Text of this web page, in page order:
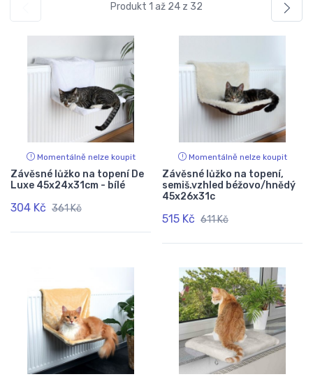
Produkt 1 až 24 z 32
Momentálně nelze koupit
Závěsné lůžko na topení De
Luxe 45x24x31cm - bílé
304 Kč 361 Kč
Momentálně nelze koupit
Závěsné lůžko na topení,
semiš.vzhled béžovo/hnědý
45x26x31c
515 Kč 611 Kč